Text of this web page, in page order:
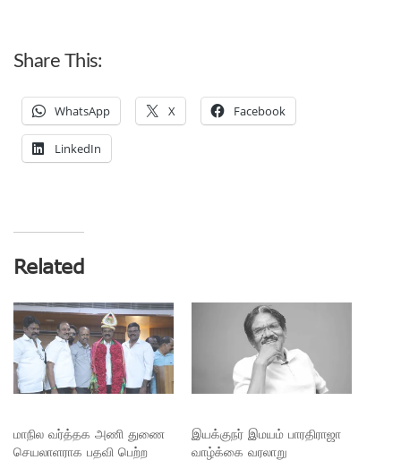
Share This:
WhatsApp X Facebook
LinkedIn
Related
மாநில வர்த்தக அணி துணை
செயலாளராக பதவி பெற்ற
இயக்குநர் இமயம் பாரதிராஜா
வாழ்க்கை வரலாறு